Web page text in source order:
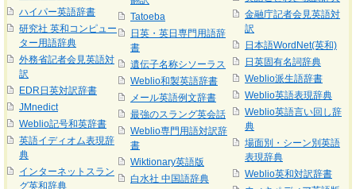
ハイパー英語辞書
研究社 英和コンピュー
ター用語辞典
外務省記者会見英語対
訳
EDR日英対訳辞書
JMnedict
Weblio記号和英辞書
英語イディオム表現辞
典
インターネットスラン
グ英和辞典
Tatoeba
日英・英日専門用語辞
書
遺伝子名称シソーラス
Weblio和製英語辞書
メール英語例文辞書
最強のスラング英会話
Weblio専門用語対訳辞
書
Wiktionary英語版
白水社 中国語辞典
金融庁記者会見英語対
訳
日本語WordNet(英和)
日英固有名詞辞典
Weblio派生語辞書
Weblio英語表現辞典
Weblio英語言い回し辞
典
場面別・シーン別英語
表現辞典
Weblio英和対訳辞書